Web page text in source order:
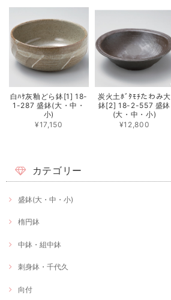
白ﾊｹ灰釉どら鉢[1] 18-
1-287 盛鉢(大・中・
小)
¥17,150
炭火土ﾎﾞﾀﾓﾁたわみ大
鉢[2] 18-2-557 盛鉢
(大・中・小)
¥12,800
カテゴリー
盛鉢(大・中・小)
楕円鉢
中鉢・組中鉢
刺身鉢・千代久
向付